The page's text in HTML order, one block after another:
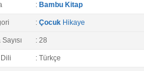
: Bambu Kitap
: Çocuk Hikaye
: 28
: Türkçe